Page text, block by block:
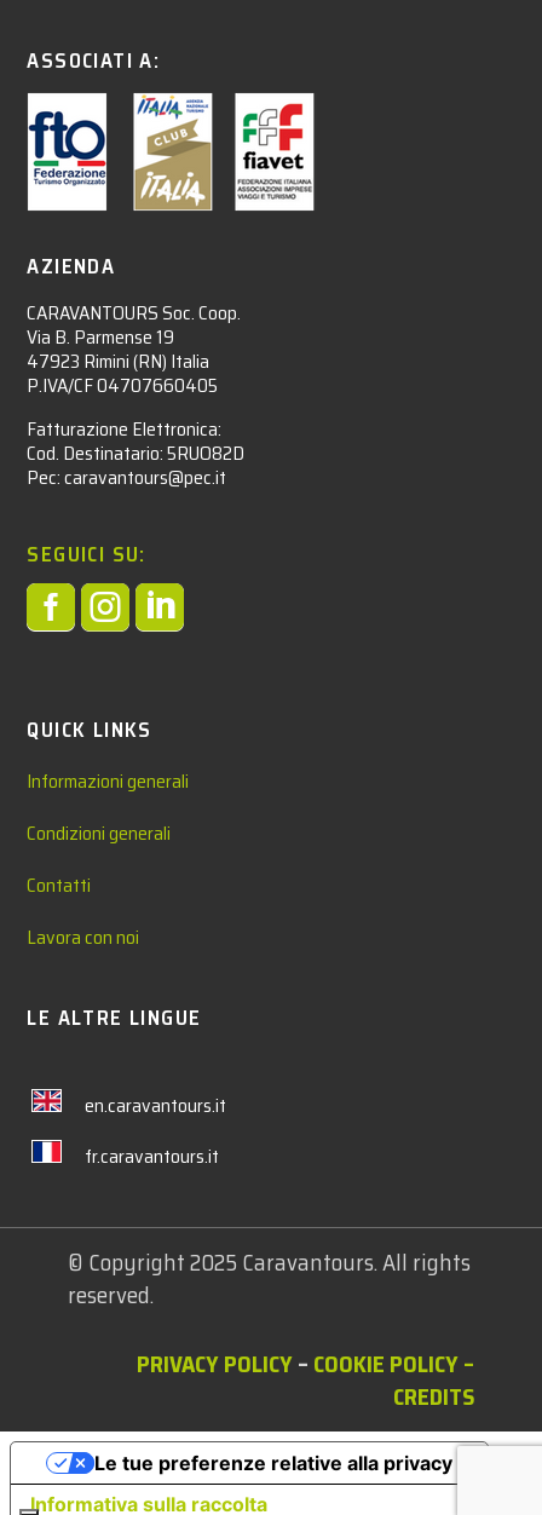
ASSOCIATI A:
AZIENDA
CARAVANTOURS Soc. Coop.
Via B. Parmense 19
47923 Rimini (RN) Italia
P.IVA/CF 04707660405
Fatturazione Elettronica:
Cod. Destinatario: 5RUO82D
Pec: caravantours@pec.it
SEGUICI SU:

QUICK LINKS
Informazioni generali
Condizioni generali
Contatti
Lavora con noi
LE ALTRE LINGUE
en.caravantours.it
fr.caravantours.it
© Copyright 2025 Caravantours. All rights
reserved.
PRIVACY POLICY– COOKIE POLICY–
CREDITS
Informativa sulla raccolta
Le tue preferenze relative alla privacy